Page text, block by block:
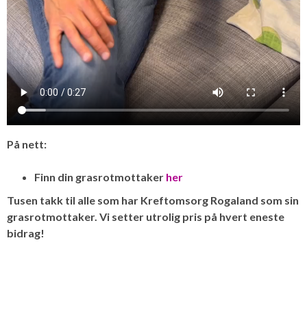
På nett:
Finn din grasrotmottaker her
Tusen takk til alle som har Kreftomsorg Rogaland som sin
grasrotmottaker. Vi setter utrolig pris på hvert eneste
bidrag!